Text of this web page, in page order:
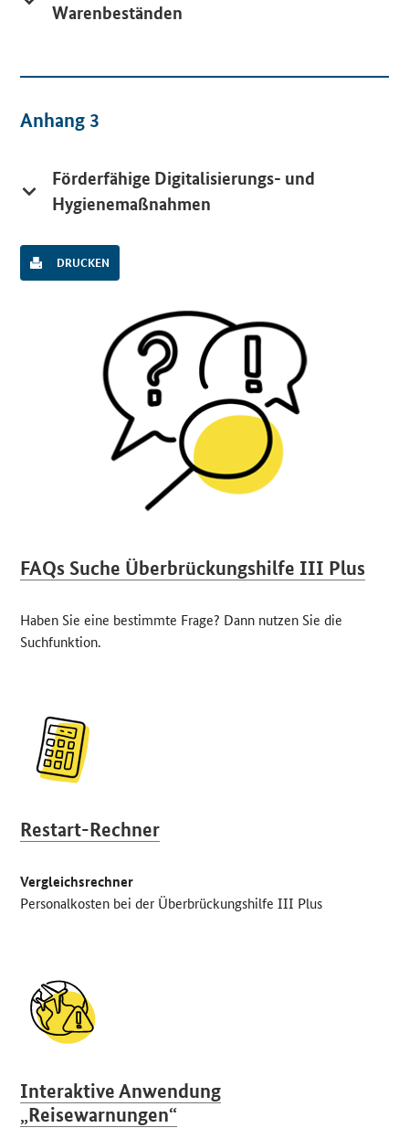
Warenbeständen
Anhang 3
Förderfähige Digitalisierungs- und
Hygienemaßnahmen
DRUCKEN
FAQs Suche Überbrückungshilfe III Plus
Haben Sie eine bestimmte Frage? Dann nutzen Sie die
Suchfunktion.
Restart-Rechner
Vergleichsrechner
Personalkosten bei der ÜberbrückungshilfeIII Plus
Interaktive Anwendung
„Reisewarnungen“